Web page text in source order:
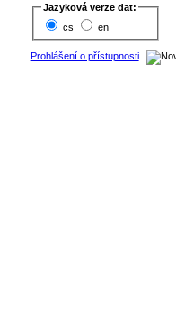
Jazyková verze dat:
cs
en
Prohlášení o přístupnosti